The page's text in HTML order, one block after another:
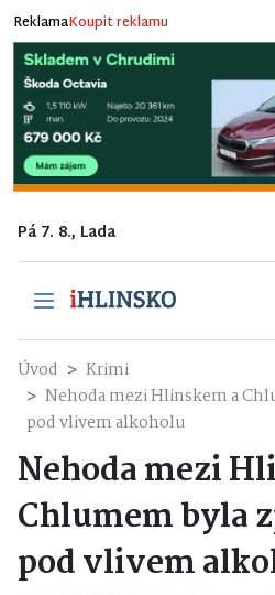
ReklamaKoupit reklamu
Pá 7. 8., Lada
Úvod
Krimi
Nehoda mezi Hlinskem a
pod vlivem alkoholu
Nehoda mezi
Chlumem byla
pod vlivem